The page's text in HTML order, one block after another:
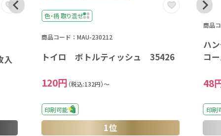
入
色・柄 取り混ぜ
商品コード：MAU-230212
トイロ ボトルティッシュ 35426
120円 （税込:132円）～
印刷可能
1位
商品
ハ
コ
48
印刷